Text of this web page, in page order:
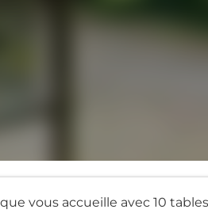
vous accueille avec 10